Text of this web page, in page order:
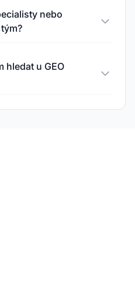
nebo
hledat u GEO